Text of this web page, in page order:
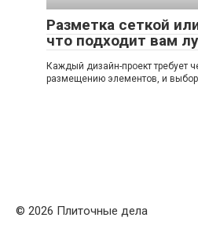
Разметка сеткой
что подходит вам
Каждый дизайн-проект требует
размещению элементов, и выбор
© 2026 Плиточные дела